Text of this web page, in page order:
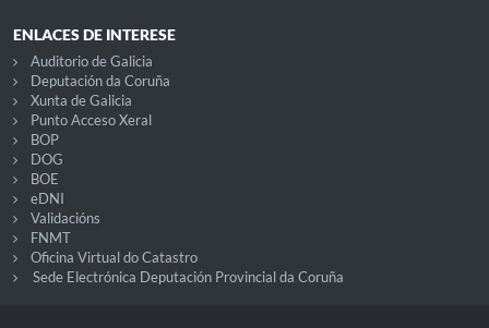
ENLACES DE INTERESE
Auditorio de Galicia
Deputación da Coruña
Xunta de Galicia
Punto Acceso Xeral
BOP
DOG
BOE
eDNI
Validacións
FNMT
Oficina Virtual do Catastro
Sede Electrónica Deputación Provincial da Coruña